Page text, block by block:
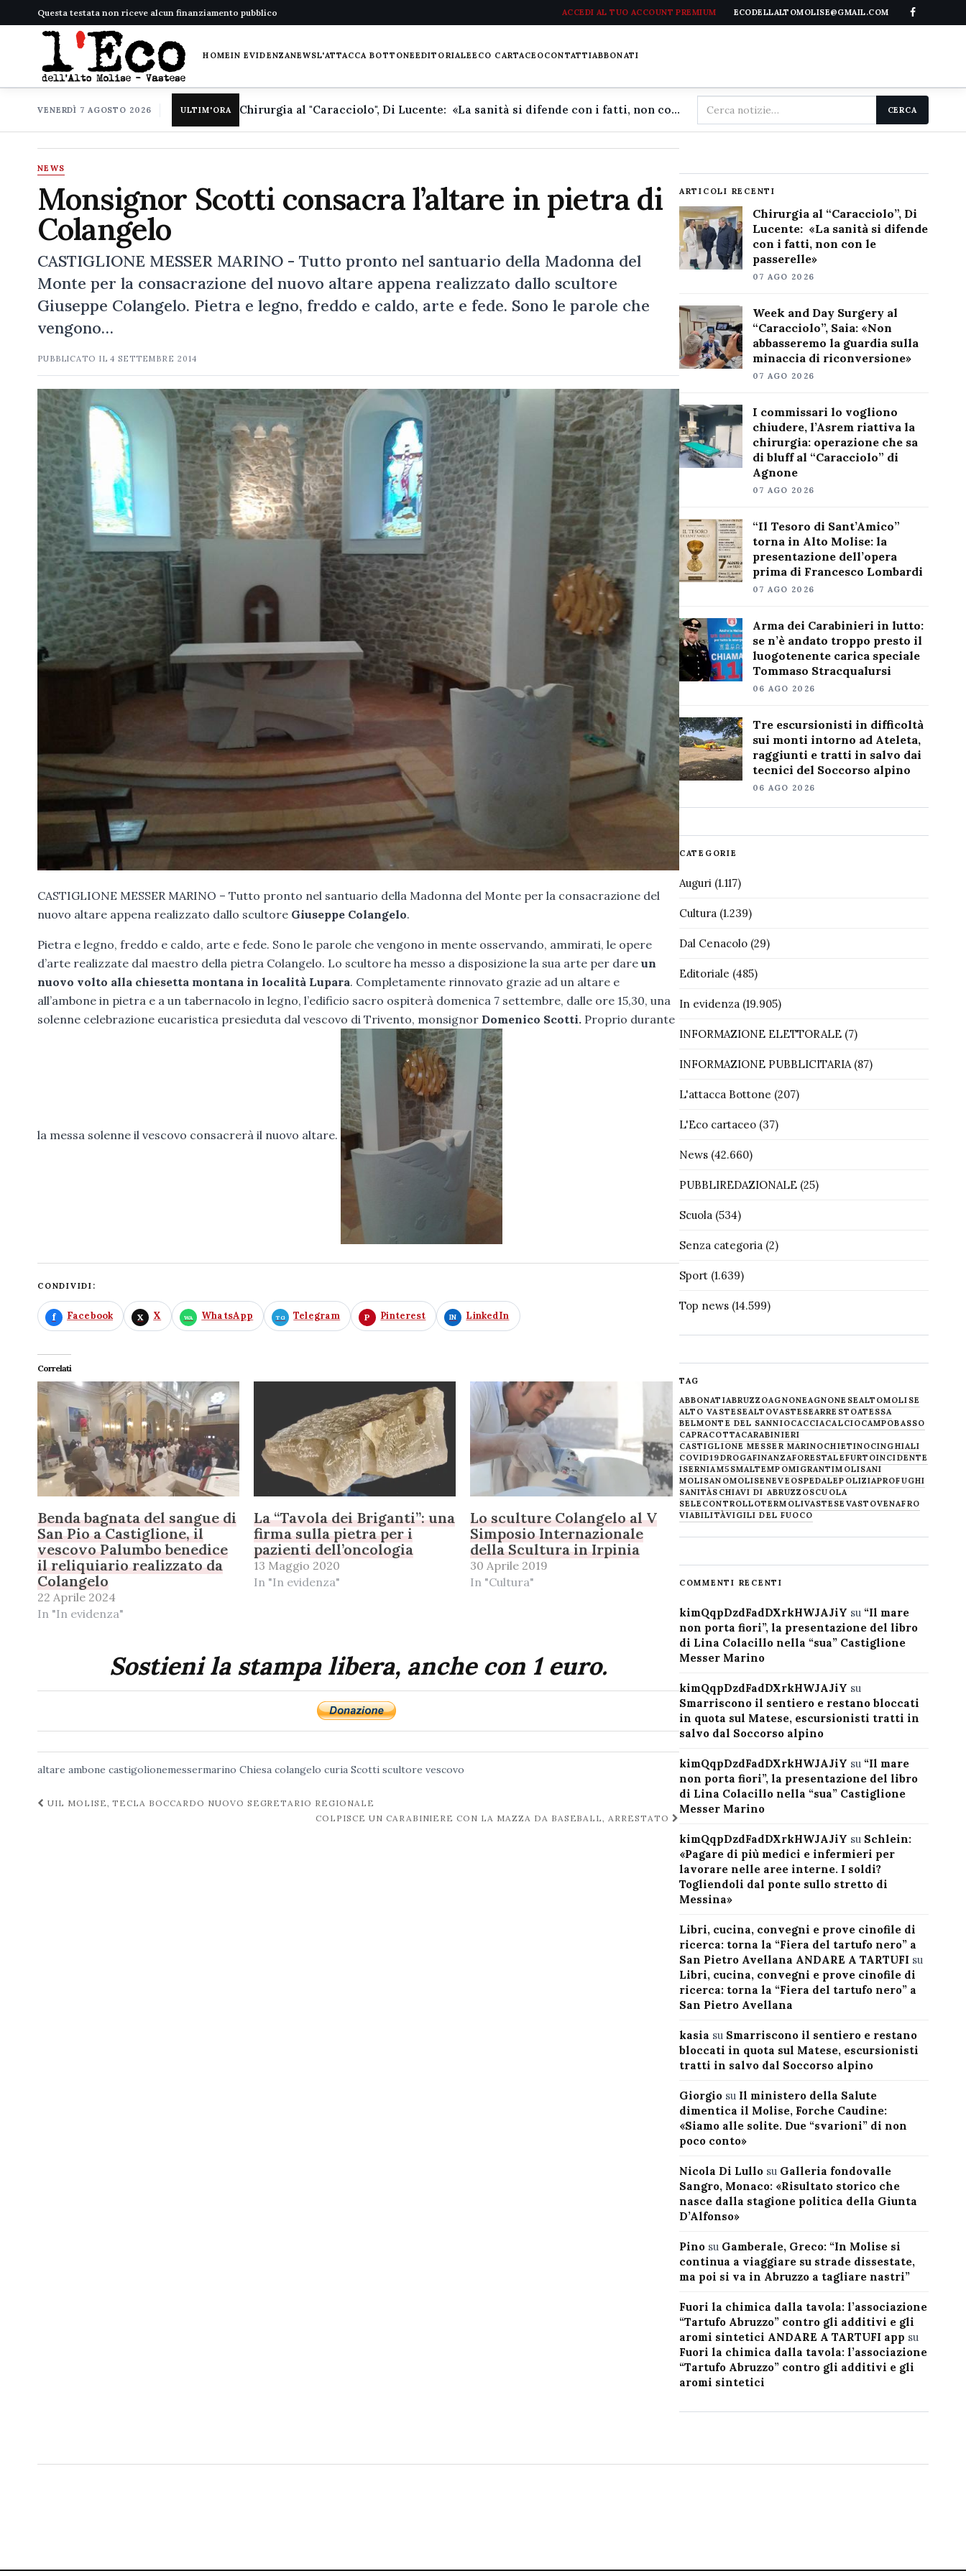
Questa testata non riceve alcun finanziamento pubblico ACCEDI AL TUO ACCOUNT PREMIUM ECODELLALTOMOLISE@GMAIL.COM
HOMEIN EVIDENZANEWSL'ATTACCA BOTTONEEDITORIALEECO CARTACEOCONTATTIABBONATI
VENERDÌ 7 AGOSTO 2026 ULTIM'ORA Chirurgia al "Caracciolo", Di Lucente: «La sanità si difende con i fatti, non con le passerelle»
Cerca
nel
CERCA
NEWS
Monsignor Scotti consacra l’altare in pietra di
Colangelo
CASTIGLIONE MESSER MARINO - Tutto pronto nel santuario della Madonna del
Monte per la consacrazione del nuovo altare appena realizzato dallo scultore
Giuseppe Colangelo. Pietra e legno, freddo e caldo, arte e fede. Sono le parole che
vengono…
PUBBLICATO IL4 SETTEMBRE 2014
CASTIGLIONE MESSER MARINO – Tutto pronto nel santuario della Madonna del Monte per la consacrazione del
nuovo altare appena realizzato dallo scultore Giuseppe Colangelo.
Pietra e legno, freddo e caldo, arte e fede. Sono le parole che vengono in mente osservando, ammirati, le opere
d’arte realizzate dal maestro della pietra Colangelo. Lo scultore ha messo a disposizione la sua arte per dare un
nuovo volto alla chiesetta montana in località Lupara. Completamente rinnovato grazie ad un altare e
all’ambone in pietra e a un tabernacolo in legno, l’edificio sacro ospiterà domenica 7 settembre, dalle ore 15,30, una
solenne celebrazione eucaristica presieduta dal vescovo di Trivento, monsignor Domenico Scotti. Proprio durante
la messa solenne il vescovo consacrerà il nuovo altare.
CONDIVIDI:
Facebook X WhatsApp Telegram Pinterest LinkedIn
Correlati
Benda bagnata del sangue di
San Pio a Castiglione, il
vescovo Palumbo benedice
il reliquiario realizzato da
Colangelo
22 Aprile 2024
In "In evidenza"
La “Tavola dei Briganti”: una
firma sulla pietra per i
pazienti dell’oncologia
13 Maggio 2020
In "In evidenza"
Lo sculture Colangelo al V
Simposio Internazionale
della Scultura in Irpinia
30 Aprile 2019
In "Cultura"
Sostieni la stampa libera, anche con 1 euro.
altare ambone castigolionemessermarino Chiesa colangelo curia Scotti scultore vescovo
Navigazione
UIL MOLISE, TECLA BOCCARDO NUOVO SEGRETARIO REGIONALE
COLPISCE UN CARABINIERE CON LA MAZZA DA BASEBALL, ARRESTATO
ARTICOLI RECENTI
Chirurgia al “Caracciolo”, Di
Lucente: «La sanità si difende
con i fatti, non con le
passerelle»
07 AGO 2026
Week and Day Surgery al
“Caracciolo”, Saia: «Non
abbasseremo la guardia sulla
minaccia di riconversione»
07 AGO 2026
I commissari lo vogliono
chiudere, l’Asrem riattiva la
chirurgia: operazione che sa
di bluff al “Caracciolo” di
Agnone
07 AGO 2026
“Il Tesoro di Sant’Amico”
torna in Alto Molise: la
presentazione dell’opera
prima di Francesco Lombardi
07 AGO 2026
Arma dei Carabinieri in lutto:
se n’è andato troppo presto il
luogotenente carica speciale
Tommaso Stracqualursi
06 AGO 2026
Tre escursionisti in difficoltà
sui monti intorno ad Ateleta,
raggiunti e tratti in salvo dai
tecnici del Soccorso alpino
06 AGO 2026
CATEGORIE
Auguri(1.117)
Cultura(1.239)
Dal Cenacolo(29)
Editoriale (485)
In evidenza(19.905)
INFORMAZIONE ELETTORALE(7)
INFORMAZIONE PUBBLICITARIA(87)
L'attacca Bottone (207)
L'Eco cartaceo(37)
News(42.660)
PUBBLIREDAZIONALE(25)
Scuola(534)
Senza categoria(2)
Sport(1.639)
Top news(14.599)
TAG
ABBONATIABRUZZOAGNONEAGNONESEALTOMOLISE
ALTO VASTESEALTOVASTESEARRESTOATESSA
BELMONTE DEL SANNIOCACCIACALCIOCAMPOBASSO
CAPRACOTTACARABINIERI
CASTIGLIONE MESSER MARINOCHIETINOCINGHIALI
COVID19DROGAFINANZAFORESTALEFURTOINCIDENTE
ISERNIAM5SMALTEMPOMIGRANTIMOLISANI
MOLISANOMOLISENEVE OSPEDALEPOLIZIAPROFUGHI
SANITÀSCHIAVI DI ABRUZZOSCUOLA
SELECONTROLLOTERMOLIVASTESE VASTOVENAFRO
VIABILITÀVIGILI DEL FUOCO
COMMENTI RECENTI
kimQqpDzdFadDXrkHWJAJiY su “Il mare
non porta fiori”, la presentazione del libro
di Lina Colacillo nella “sua” Castiglione
Messer Marino
kimQqpDzdFadDXrkHWJAJiY su
Smarriscono il sentiero e restano bloccati
in quota sul Matese, escursionisti tratti in
salvo dal Soccorso alpino
kimQqpDzdFadDXrkHWJAJiY su “Il mare
non porta fiori”, la presentazione del libro
di Lina Colacillo nella “sua” Castiglione
Messer Marino
kimQqpDzdFadDXrkHWJAJiY su Schlein:
«Pagare di più medici e infermieri per
lavorare nelle aree interne. I soldi?
Togliendoli dal ponte sullo stretto di
Messina»
Libri, cucina, convegni e prove cinofile di
ricerca: torna la “Fiera del tartufo nero” a
San Pietro Avellana ANDARE A TARTUFI su
Libri, cucina, convegni e prove cinofile di
ricerca: torna la “Fiera del tartufo nero” a
San Pietro Avellana
kasia su Smarriscono il sentiero e restano
bloccati in quota sul Matese, escursionisti
tratti in salvo dal Soccorso alpino
Giorgiosu Il ministero della Salute
dimentica il Molise, Forche Caudine:
«Siamo alle solite. Due “svarioni” di non
poco conto»
Nicola Di Lullosu Galleria fondovalle
Sangro, Monaco: «Risultato storico che
nasce dalla stagione politica della Giunta
D’Alfonso»
Pinosu Gamberale, Greco: “In Molise si
continua a viaggiare su strade dissestate,
ma poi si va in Abruzzo a tagliare nastri”
Fuori la chimica dalla tavola: l’associazione
“Tartufo Abruzzo” contro gli additivi e gli
aromi sintetici ANDARE A TARTUFI app su
Fuori la chimica dalla tavola: l’associazione
“Tartufo Abruzzo” contro gli additivi e gli
aromi sintetici